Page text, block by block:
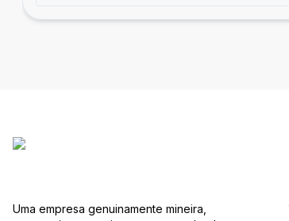
Uma empresa genuinamente mineira,